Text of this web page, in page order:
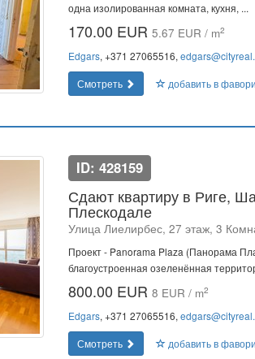
одна изолированная комната, кухня, ...
170.00 EUR 5.67 EUR / m2
Edgars, +371 27065516,
Смотреть
добавить в
ID: 428159
Сдают квартиру в Риге,
Плескодале
Улица Лиелирбес, 27 этаж, 3
Проект - Panorama Plaza (Панорама
благоустроенная озеленённая
800.00 EUR 8 EUR / m2
Edgars, +371 27065516,
Смотреть
добавить в